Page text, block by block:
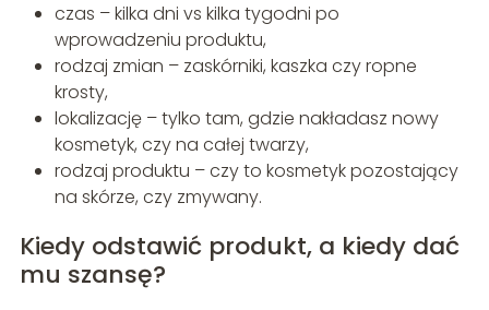
czas – kilka dni vs kilka tygodni po
wprowadzeniu produktu,
rodzaj zmian – zaskórniki, kaszka czy ropne
krosty,
lokalizację – tylko tam, gdzie nakładasz nowy
kosmetyk, czy na całej twarzy,
rodzaj produktu – czy to kosmetyk pozostający
na skórze, czy zmywany.
Kiedy odstawić produkt, a kiedy dać
mu szansę?